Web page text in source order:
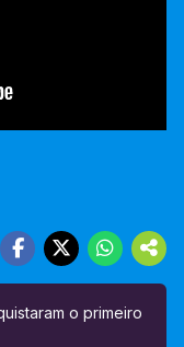
o primeiro